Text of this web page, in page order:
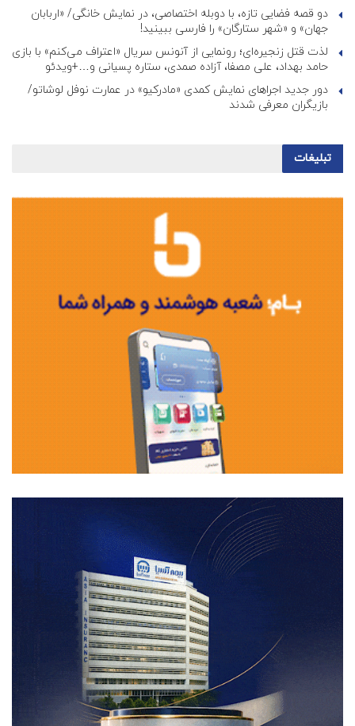
دو قصه فضایی تازه، با دوبله اختصاصی، در نمایش خانگی/ «اربابان
جهان» و «شهر ستارگان» را فارسی ببینید!
لذت قتل زنجیره‌ای؛ رونمایی از آنونس سریال «اعتراف می‌کنم» با بازی
حامد بهداد، علی مصفا، آزاده صمدی، ستاره پسیانی و…+ویدئو
دور جدید اجراهای نمایش کمدی «مادرکیو» در عمارت نوفل لوشاتو/
بازیگران معرفی شدند
تبلیغات